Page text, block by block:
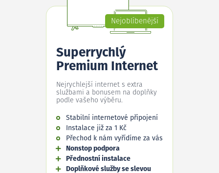
Nejoblíbenější
Superrychlý
Premium Internet
Nejrychlejší internet s extra
službami a bonusem na doplňky
podle vašeho výběru.
Stabilní internetové připojení
Instalace již za 1 Kč
Přechod k nám vyřídíme za vás
Nonstop podpora
Přednostní instalace
Doplňkové služby se slevou